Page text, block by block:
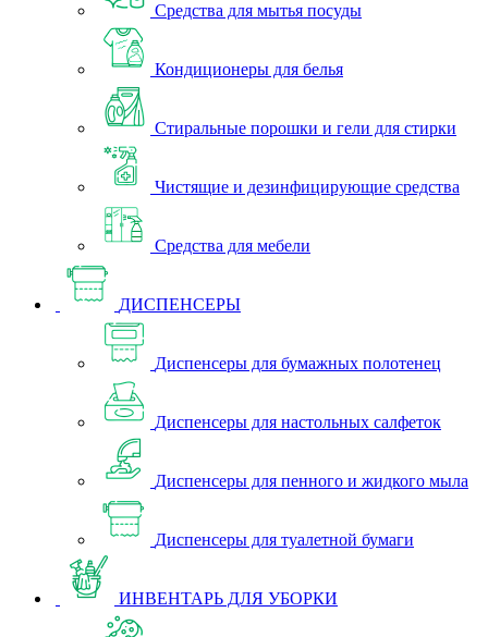
Средства для мытья посуды
Кондиционеры для белья
Стиральные порошки и гели для стирки
Чистящие и дезинфицирующие средства
Средства для мебели
ДИСПЕНСЕРЫ
Диспенсеры для бумажных полотенец
Диспенсеры для настольных салфеток
Диспенсеры для пенного и жидкого мыла
Диспенсеры для туалетной бумаги
ИНВЕНТАРЬ ДЛЯ УБОРКИ